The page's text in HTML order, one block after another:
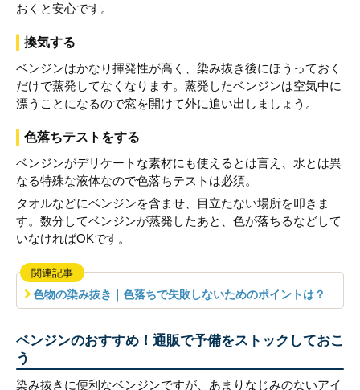
おくと安心です。
換気する
ベンジンはかなり揮発性が高く、染み抜き後にほうっておく
だけで蒸発してなくなります。蒸発したベンジンは空気中に
漂うことになるので窓を開けて外に追い出しましょう。
色落ちテストをする
ベンジンがデリケートな素材にも使えるとは言え、水とは異
なる特殊な液体なので色落ちテストは必須。
タオルなどにベンジンを含ませ、目立たない場所を叩きま
す。数分してベンジンが蒸発したあと、色が落ちるなどして
いなければOKです。
関連記事
色物の染み抜き｜色落ちで失敗しないためのポイントは？
ベンジンのおすすめ！通販で予備をストックしておこ
う
染み抜きに便利なベンジンですが、あまりなじみのないアイ